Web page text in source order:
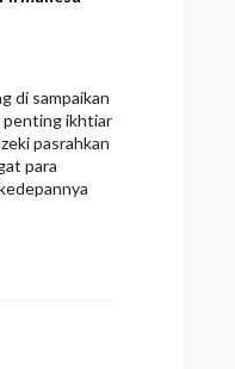
di sampaikan
penting ikhtiar
pasrahkan
para